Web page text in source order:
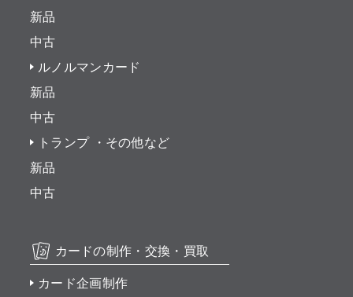
新品
中古
ルノルマンカード
新品
中古
トランプ ・その他など
新品
中古
カードの制作・交換・買取
カード企画制作